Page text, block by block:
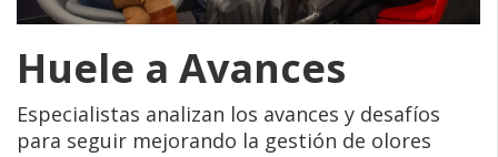
Huele a Avances
Especialistas analizan los avances y desafíos
para seguir mejorando la gestión de olores